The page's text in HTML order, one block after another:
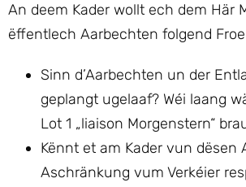
An deem Kader wollt ech dem Här
ëffentlech Aarbechten folgend
Sinn d’Aarbechten un der
geplangt ugelaaf? Wéi laang
Lot 1 „liaison Morgenstern“
Kënnt et am Kader vun dësen
Aschränkung vum Verkéier